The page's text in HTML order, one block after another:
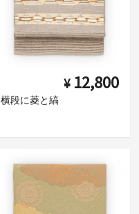
¥ 12,800
横段に菱と縞